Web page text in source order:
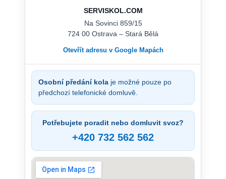
SERVISKOL.COM
Na Sovinci 859/15
724 00 Ostrava – Stará Bělá
Otevřít adresu v Google Mapách
Osobní předání kola je možné pouze po
předchozí telefonické domluvě.
Potřebujete poradit nebo domluvit svoz?
+420 732 562 562